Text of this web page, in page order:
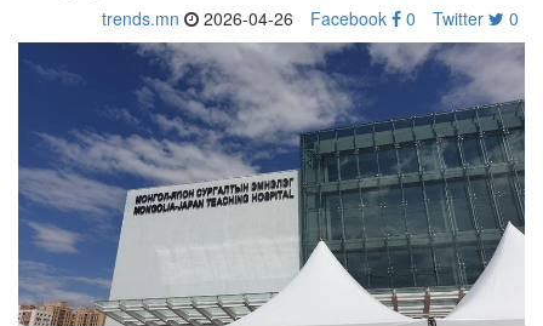
trends.mn 2026-04-26 Facebook 0 Twitter 0